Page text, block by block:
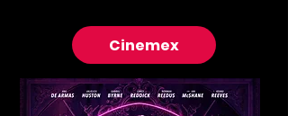
Cinemex